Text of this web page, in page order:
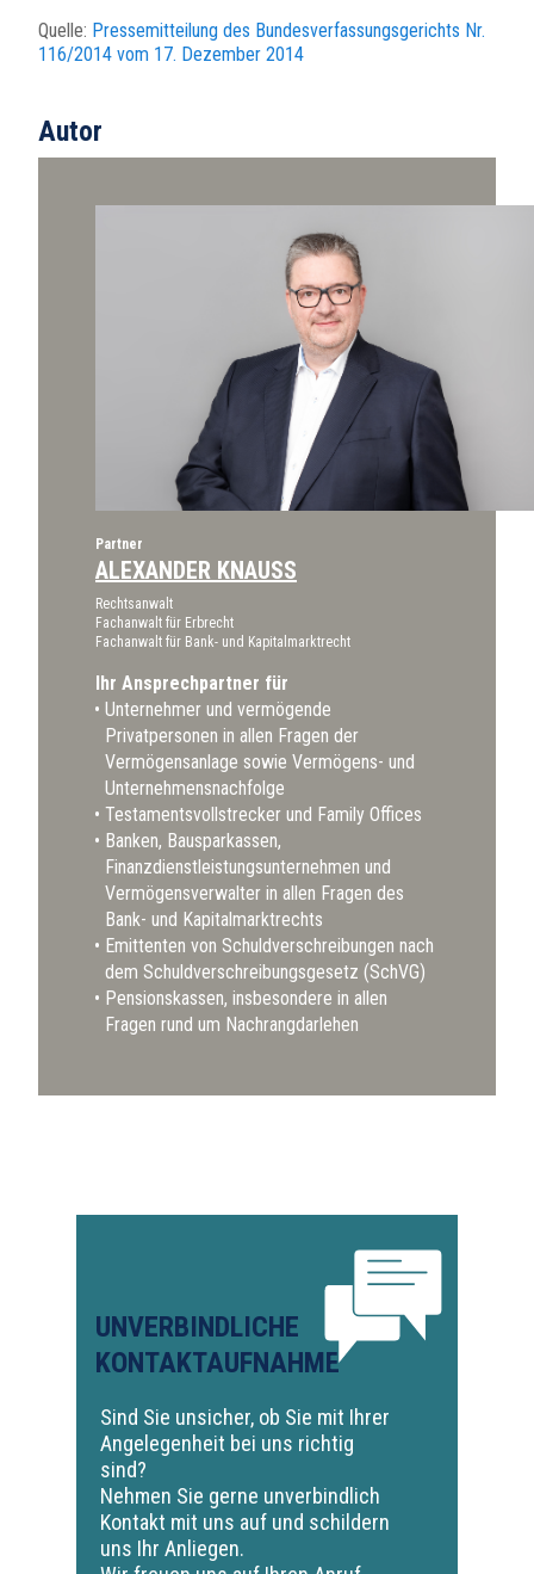
Quelle: Pressemitteilung des Bundesverfassungsgerichts Nr.
116/2014 vom 17. Dezember 2014
Autor
Partner
ALEXANDER KNAUSS
Rechtsanwalt
Fachanwalt für Erbrecht
Fachanwalt für Bank- und Kapitalmarktrecht
Ihr Ansprechpartner für
Unternehmer und vermögende
Privatpersonen in allen Fragen der
Vermögensanlage sowie Vermögens- und
Unternehmensnachfolge
Testamentsvollstrecker und Family Offices
Banken, Bausparkassen,
Finanzdienstleistungsunternehmen und
Vermögensverwalter in allen Fragen des
Bank- und Kapitalmarktrechts
Emittenten von Schuldverschreibungen nach
dem Schuldverschreibungsgesetz (SchVG)
Pensionskassen, insbesondere in allen
Fragen rund um Nachrangdarlehen
UNVERBINDLICHE
KONTAKTAUFNAHME
Sind Sie unsicher, ob Sie mit Ihrer
Angelegenheit bei uns richtig
sind?
Nehmen Sie gerne unverbindlich
Kontakt mit uns auf und schildern
uns Ihr Anliegen.